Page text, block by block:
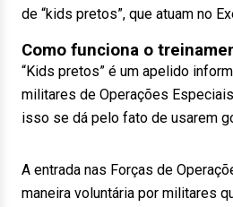
de “kids pretos”, que atuam no
Como funciona o
“Kids pretos” é um apelido
militares de Operações
isso se dá pelo fato de usarem
A entrada nas Forças de
maneira voluntária por militares